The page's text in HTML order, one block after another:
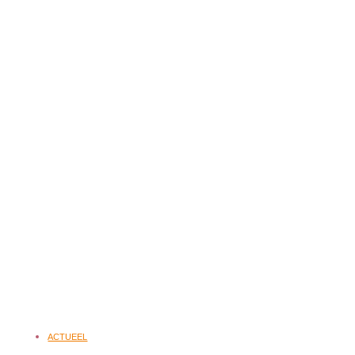
ACTUEEL